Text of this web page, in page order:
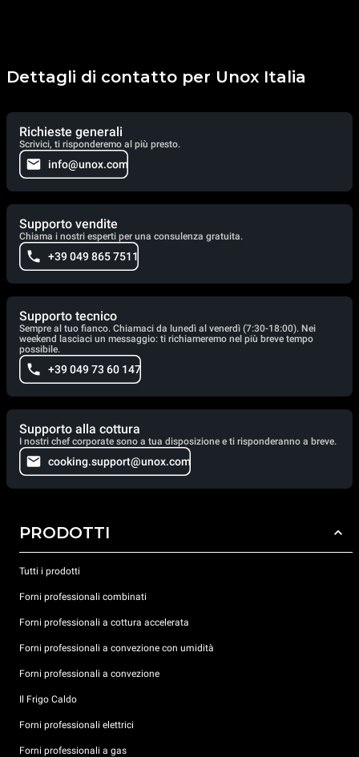
Dettagli di contatto per Unox Italia
Richieste generali
Scrivici, ti risponderemo al più presto.
info@unox.com
Supporto vendite
Chiama i nostri esperti per una consulenza gratuita.
+39 049 865 7511
Supporto tecnico
Sempre al tuo fianco. Chiamaci da lunedì al venerdì (7:30-18:00). Nei
weekend lasciaci un messaggio: ti richiameremo nel più breve tempo
possibile.
+39 049 73 60 147
Supporto alla cottura
I nostri chef corporate sono a tua disposizione e ti risponderanno a breve.
cooking.support@unox.com
PRODOTTI
Tutti i prodotti
Forni professionali combinati
Forni professionali a cottura accelerata
Forni professionali a convezione con umidità
Forni professionali a convezione
Il Frigo Caldo
Forni professionali elettrici
Forni professionali a gas